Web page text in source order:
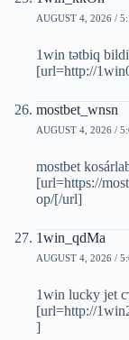
AUGUST 4, 2026 /
1win tətbiq
[url=http://
mostbet_wnsn
AUGUST 4, 2026 /
mostbet
[url=https://
op/[/url]
1win_qdMa
AUGUST 4, 2026 /
1win lucky jet
[url=http://
]